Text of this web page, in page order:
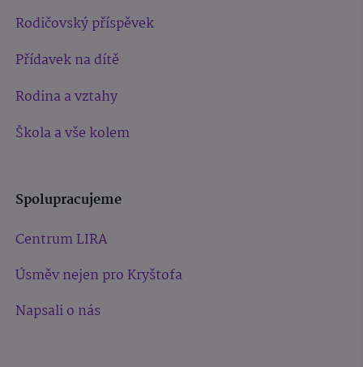
Rodičovský příspěvek
Přídavek na dítě
Rodina a vztahy
Škola a vše kolem
Spolupracujeme
Centrum LIRA
Úsměv nejen pro Kryštofa
Napsali o nás